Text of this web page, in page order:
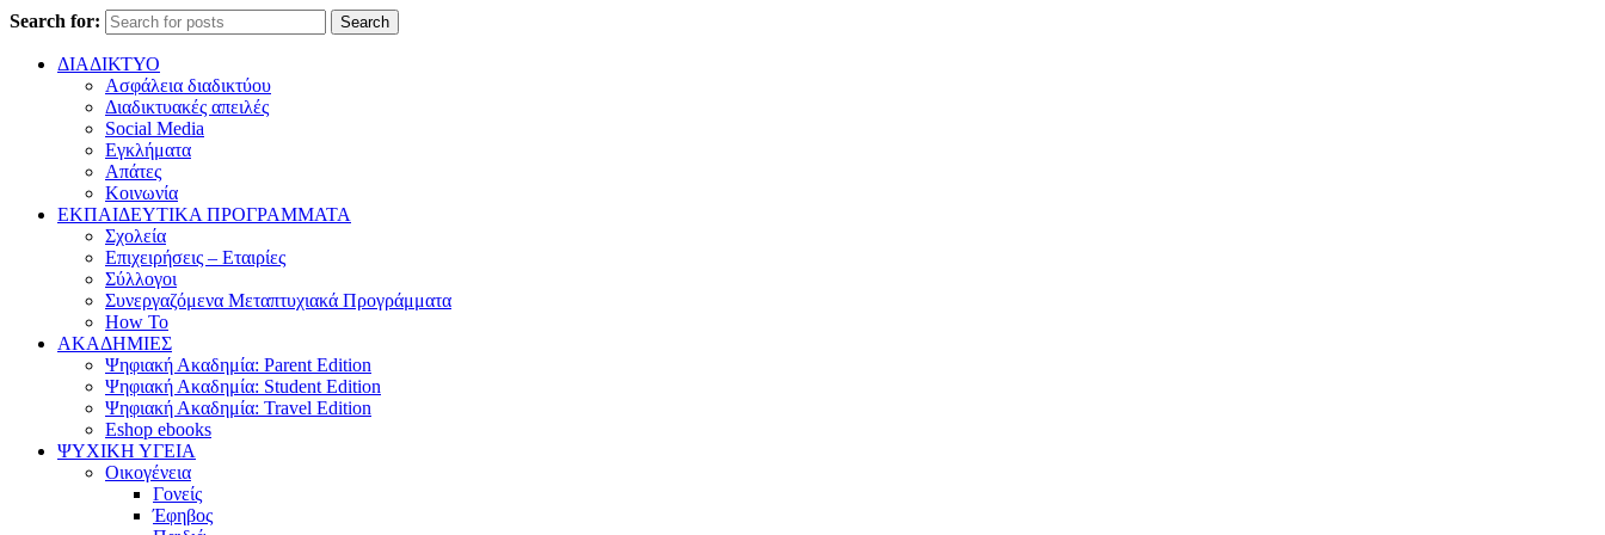
Search for: Search
ΔΙΑΔΙΚΤΥΟ
Ασφάλεια διαδικτύου
Διαδικτυακές απειλές
Social Media
Εγκλήματα
Απάτες
Κοινωνία
ΕΚΠΑΙΔΕΥΤΙΚΑ ΠΡΟΓΡΑΜΜΑΤΑ
Σχολεία
Επιχειρήσεις – Εταιρίες
Σύλλογοι
Συνεργαζόμενα Μεταπτυχιακά Προγράμματα
How To
ΑΚΑΔΗΜΙΕΣ
Ψηφιακή Ακαδημία: Parent Edition
Ψηφιακή Ακαδημία: Student Edition
Ψηφιακή Ακαδημία: Travel Edition
Eshop ebooks
ΨΥΧΙΚΗ ΥΓΕΙΑ
Οικογένεια
Γονείς
Έφηβος